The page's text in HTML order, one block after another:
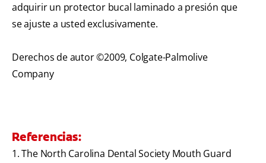
adquirir un protector bucal laminado a presión que
se ajuste a usted exclusivamente.
Derechos de autor ©2009, Colgate-Palmolive
Company
Referencias:
1. The North Carolina Dental Society Mouth Guard